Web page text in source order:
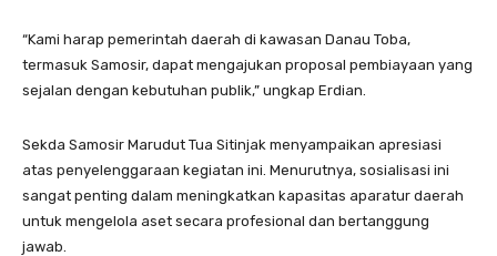
“Kami harap pemerintah daerah di kawasan Danau Toba,
termasuk Samosir, dapat mengajukan proposal pembiayaan yang
sejalan dengan kebutuhan publik,” ungkap Erdian.
Sekda Samosir Marudut Tua Sitinjak menyampaikan apresiasi
atas penyelenggaraan kegiatan ini. Menurutnya, sosialisasi ini
sangat penting dalam meningkatkan kapasitas aparatur daerah
untuk mengelola aset secara profesional dan bertanggung
jawab.